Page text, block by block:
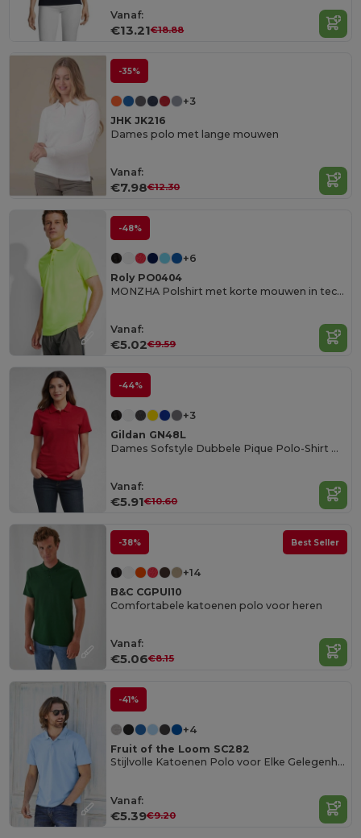
Vanaf:
€13.21€18.88
-35%
+3
JHK JK216
Dames polo met lange mouwen
Vanaf:
€7.98€12.30
-48%
+6
Roly PO0404
MONZHA Polshirt met korte mouwen in technisch weefsel
Vanaf:
€5.02€9.59
-44%
+3
Gildan GN48L
Dames Sofstyle Dubbele Pique Polo-Shirt Dames
Vanaf:
€5.91€10.60
-38% Best Seller
+14
B&C CGPUI10
Comfortabele katoenen polo voor heren
Vanaf:
€5.06€8.15
-41%
+4
Fruit of the Loom SC282
Stijlvolle Katoenen Polo voor Elke Gelegenheid
Vanaf:
€5.39€9.20